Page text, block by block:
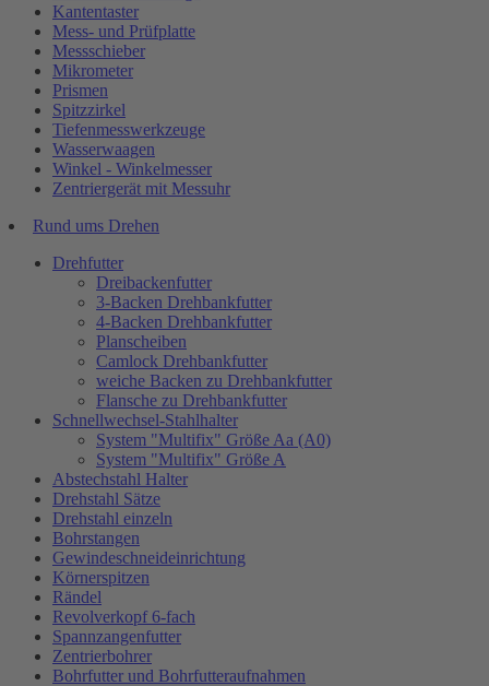
Kantentaster
Mess- und Prüfplatte
Messschieber
Mikrometer
Prismen
Spitzzirkel
Tiefenmesswerkzeuge
Wasserwaagen
Winkel - Winkelmesser
Zentriergerät mit Messuhr
Rund ums Drehen
Drehfutter
Dreibackenfutter
3-Backen Drehbankfutter
4-Backen Drehbankfutter
Planscheiben
Camlock Drehbankfutter
weiche Backen zu Drehbankfutter
Flansche zu Drehbankfutter
Schnellwechsel-Stahlhalter
System "Multifix" Größe Aa (A0)
System "Multifix" Größe A
Abstechstahl Halter
Drehstahl Sätze
Drehstahl einzeln
Bohrstangen
Gewindeschneideinrichtung
Körnerspitzen
Rändel
Revolverkopf 6-fach
Spannzangenfutter
Zentrierbohrer
Bohrfutter und Bohrfutteraufnahmen